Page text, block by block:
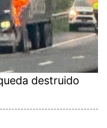
destruido